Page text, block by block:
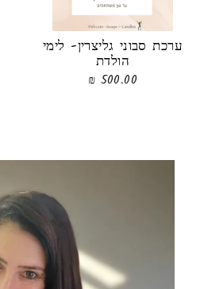
ערכת סבוני גליצרין- לימי
הולדת
500.00 ₪